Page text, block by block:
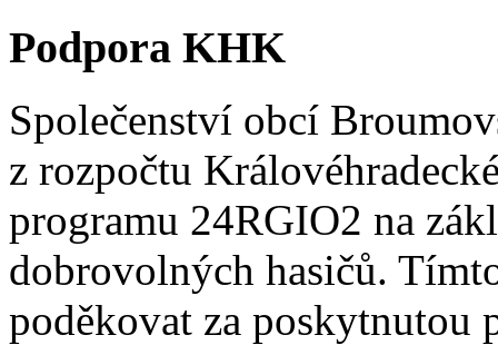
Podpora KHK
Společenství obcí
z rozpočtu
programu 24RGIO2 na
dobrovolných hasičů.
poděkovat za poskytnutou